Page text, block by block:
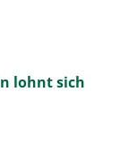
lohnt sich